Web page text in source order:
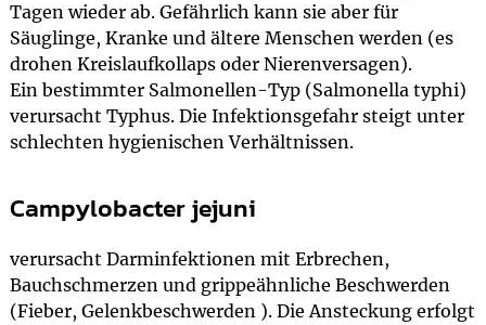
Tagen wieder ab. Gefährlich kann sie aber für
Säuglinge, Kranke und ältere Menschen werden (es
drohen Kreislaufkollaps oder Nierenversagen).
Ein bestimmter Salmonellen-Typ (Salmonella typhi)
verursacht Typhus. Die Infektionsgefahr steigt unter
schlechten hygienischen Verhältnissen.
Campylobacter jejuni
verursacht Darminfektionen mit Erbrechen,
Bauchschmerzen und grippeähnliche Beschwerden
(Fieber, Gelenkbeschwerden ). Die Ansteckung erfolgt